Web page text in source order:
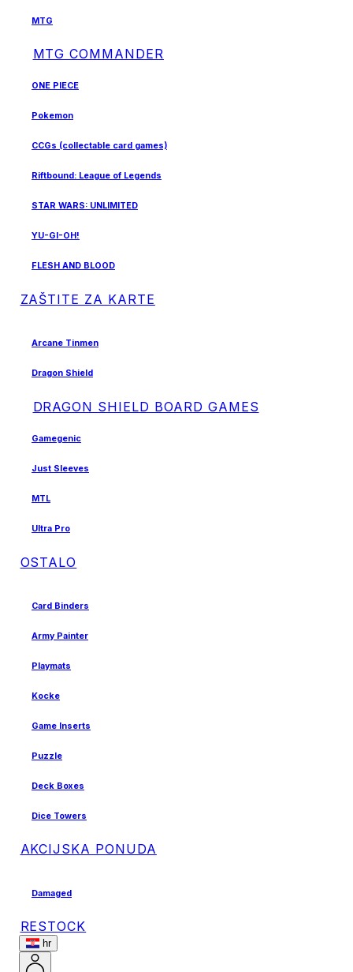
MTG
MTG COMMANDER
ONE PIECE
Pokemon
CCGs (collectable card games)
Riftbound: League of Legends
STAR WARS: UNLIMITED
YU-GI-OH!
FLESH AND BLOOD
ZAŠTITE ZA KARTE
Arcane Tinmen
Dragon Shield
DRAGON SHIELD BOARD GAMES
Gamegenic
Just Sleeves
MTL
Ultra Pro
OSTALO
Card Binders
Army Painter
Playmats
Kocke
Game Inserts
Puzzle
Deck Boxes
Dice Towers
AKCIJSKA PONUDA
Damaged
RESTOCK
hr